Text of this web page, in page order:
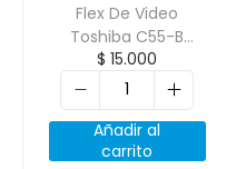
Flex De Video
Toshiba C55-B
C55D C55T C55D-B
C50D C55T-B
$ 15.000
Añadir al
carrito